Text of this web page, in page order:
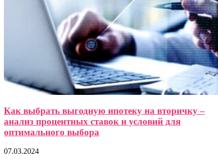
Как выбрать выгодную ипотеку на вторичку –
анализ процентных ставок и условий для
оптимального выбора
07.03.2024